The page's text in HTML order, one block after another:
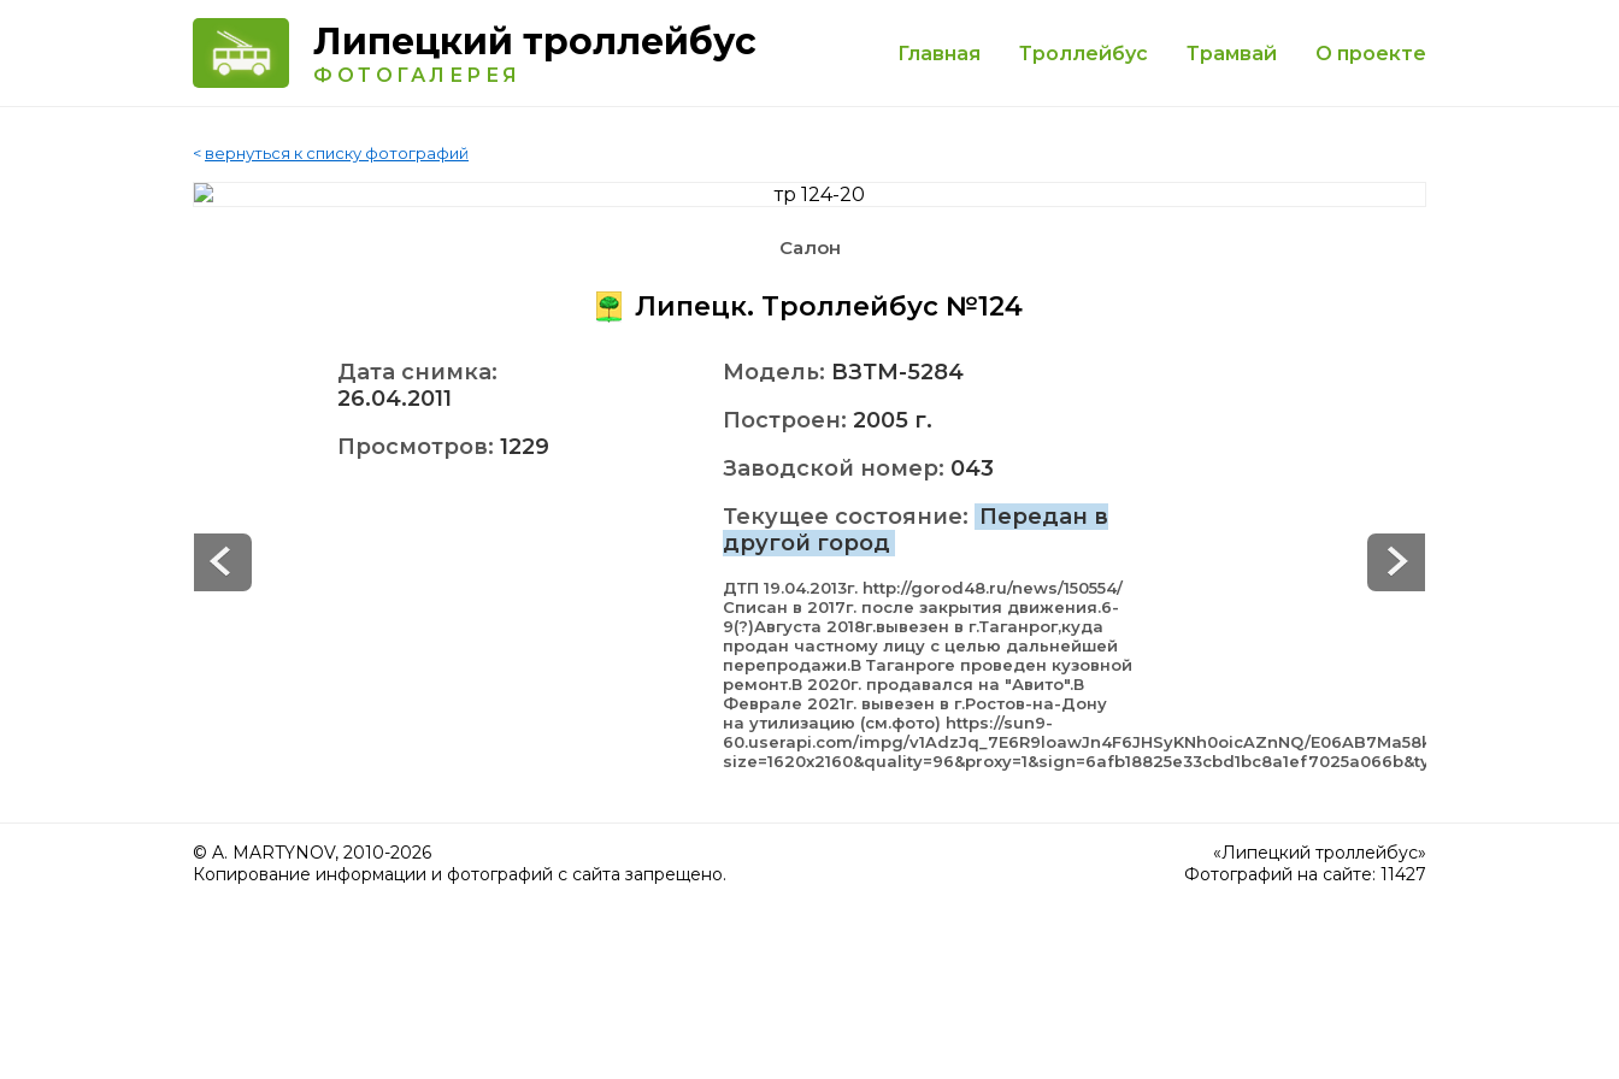
Липецкий троллейбус
ФОТОГАЛЕРЕЯ
Главная Троллейбус Трамвай О проекте
< вернуться к списку фотографий
Салон
Липецк. Троллейбус №124
Дата снимка:
26.04.2011
Просмотров: 1229
Модель: ВЗТМ-5284
Построен: 2005 г.
Заводской номер: 043
Текущее состояние: Передан в
другой город
ДТП 19.04.2013г. http://gorod48.ru/news/150554/
Списан в 2017г. после закрытия движения.6-
9(?)Августа 2018г.вывезен в г.Таганрог,куда
продан частному лицу с целью дальнейшей
перепродажи.В Таганроге проведен кузовной
ремонт.В 2020г. продавался на "Авито".В
Феврале 2021г. вывезен в г.Ростов-на-Дону
на утилизацию (см.фото) https://sun9-
60.userapi.com/impg/v1AdzJq_7E6R9loawJn4F6JHSyKNh0oicAZnNQ/E06AB7Ma58k.jpg?
size=1620x2160&quality=96&proxy=1&sign=6afb18825e33cbd1bc8a1ef7025a066b&type=album
© A. MARTYNOV, 2010-2026
Копирование информации и фотографий с сайта запрещено.
«Липецкий троллейбус»
Фотографий на сайте: 11427